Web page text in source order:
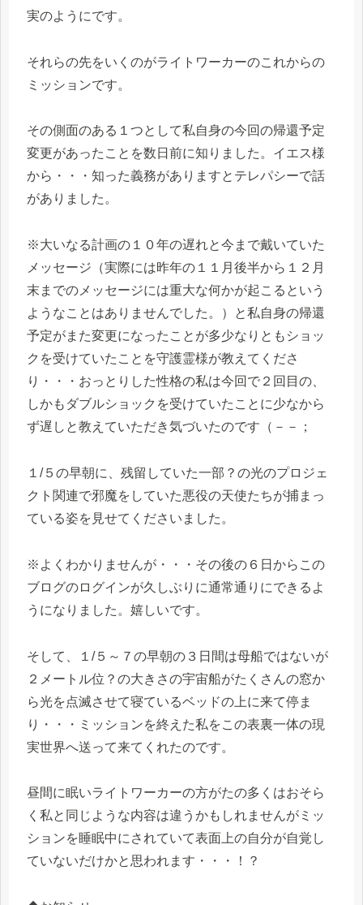
実のようにです。
それらの先をいくのがライトワーカーのこれからの
ミッションです。
その側面のある１つとして私自身の今回の帰還予定
変更があったことを数日前に知りました。イエス様
から・・・知った義務がありますとテレパシーで話
がありました。
※大いなる計画の１０年の遅れと今まで戴いていた
メッセージ（実際には昨年の１１月後半から１２月
末までのメッセージには重大な何かが起こるという
ようなことはありませんでした。）と私自身の帰還
予定がまた変更になったことが多少なりともショッ
クを受けていたことを守護霊様が教えてくださ
り・・・おっとりした性格の私は今回で２回目の、
しかもダブルショックを受けていたことに少なから
ず遅しと教えていただき気づいたのです（－－；
１/５の早朝に、残留していた一部？の光のプロジェ
クト関連で邪魔をしていた悪役の天使たちが捕まっ
ている姿を見せてくださいました。
※よくわかりませんが・・・その後の６日からこの
ブログのログインが久しぶりに通常通りにできるよ
うになりました。嬉しいです。
そして、１/５～７の早朝の３日間は母船ではないが
２メートル位？の大きさの宇宙船がたくさんの窓か
ら光を点滅させて寝ているベッドの上に来て停ま
り・・・ミッションを終えた私をこの表裏一体の現
実世界へ送って来てくれたのです。
昼間に眠いライトワーカーの方がたの多くはおそら
く私と同じような内容は違うかもしれませんがミッ
ションを睡眠中にされていて表面上の自分が自覚し
ていないだけかと思われます・・・！？